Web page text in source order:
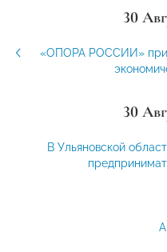
30
«ОПОРА РОССИИ»
30
В Ульяновской